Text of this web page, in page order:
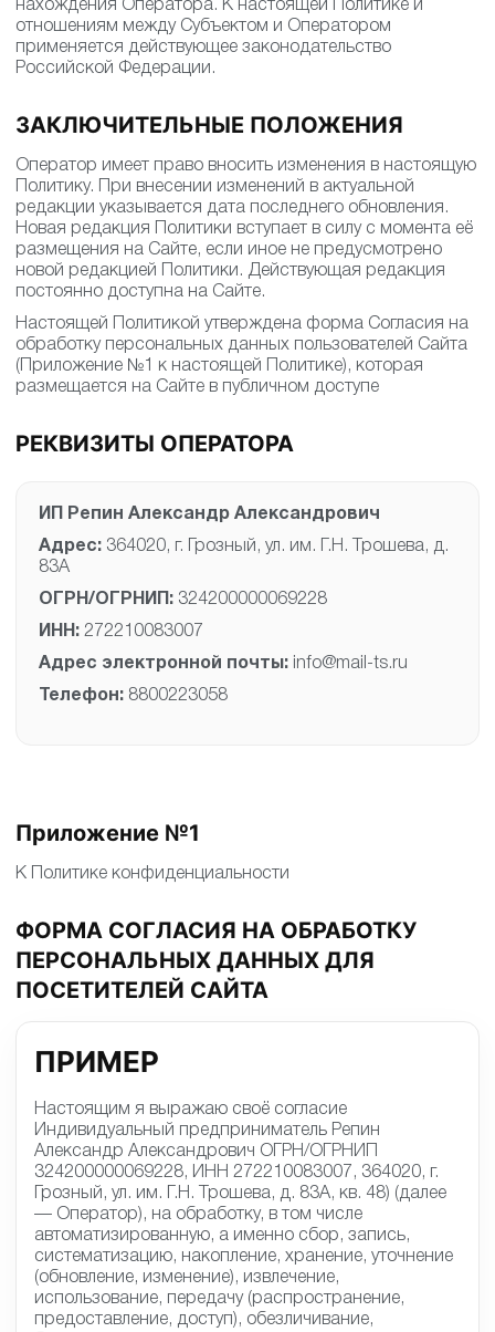
нахождения Оператора. К настоящей Политике и
отношениям между Субъектом и Оператором
применяется действующее законодательство
Российской Федерации.
ЗАКЛЮЧИТЕЛЬНЫЕ ПОЛОЖЕНИЯ
Оператор имеет право вносить изменения в настоящую
Политику. При внесении изменений в актуальной
редакции указывается дата последнего обновления.
Новая редакция Политики вступает в силу с момента её
размещения на Сайте, если иное не предусмотрено
новой редакцией Политики. Действующая редакция
постоянно доступна на Сайте.
Настоящей Политикой утверждена форма Согласия на
обработку персональных данных пользователей Сайта
(Приложение №1 к настоящей Политике), которая
размещается на Сайте в публичном доступе
РЕКВИЗИТЫ ОПЕРАТОРА
ИП Репин Александр Александрович
Адрес: 364020, г. Грозный, ул. им. Г.Н. Трошева, д.
83А
ОГРН/ОГРНИП: 324200000069228
ИНН: 272210083007
Адрес электронной почты: info@mail-ts.ru
Телефон: 8800223058
Приложение №1
К Политике конфиденциальности
ФОРМА СОГЛАСИЯ НА ОБРАБОТКУ
ПЕРСОНАЛЬНЫХ ДАННЫХ ДЛЯ
ПОСЕТИТЕЛЕЙ САЙТА
ПРИМЕР
Настоящим я выражаю своё согласие
Индивидуальный предприниматель Репин
Александр Александрович ОГРН/ОГРНИП
324200000069228, ИНН 272210083007, 364020, г.
Грозный, ул. им. Г.Н. Трошева, д. 83А, кв. 48) (далее
— Оператор), на обработку, в том числе
автоматизированную, а именно сбор, запись,
систематизацию, накопление, хранение, уточнение
(обновление, изменение), извлечение,
использование, передачу (распространение,
предоставление, доступ), обезличивание,